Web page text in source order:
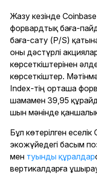
Жазу кезінде
форвардтық баға-
баға-сату (P/S)
оны дәстүрлі
көрсеткіштерінен
көрсеткіштер.
Index-тің орташа
шамамен 39,95
шын мәнінде
Бұл көтерілген
экожүйедегі басым
мен туынды құралдар
вертикалдарға